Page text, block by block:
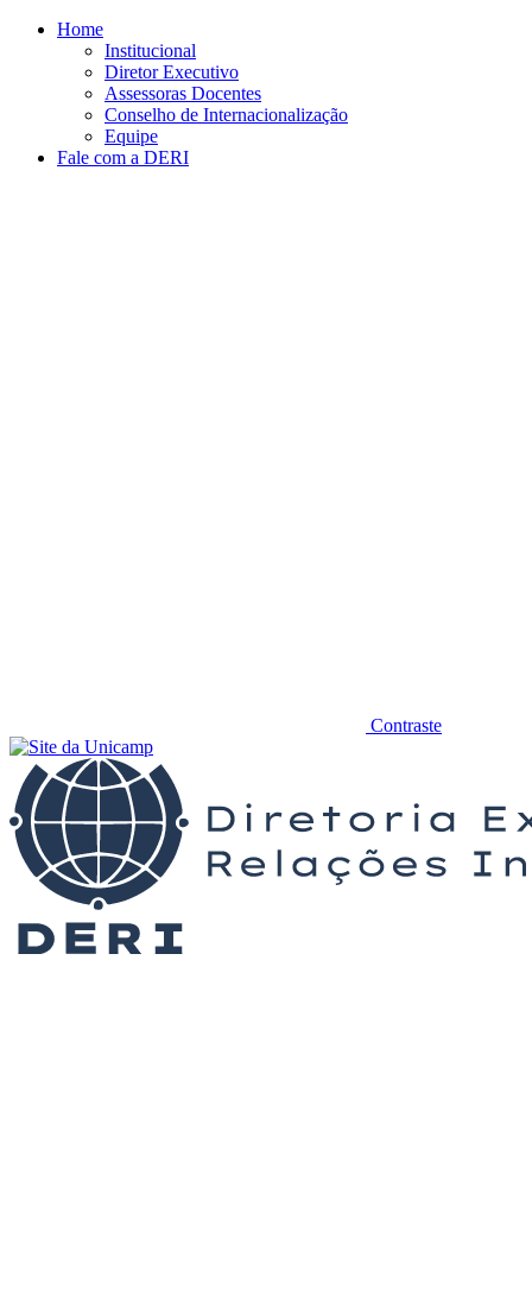
Conteúdo principal
Home
Institucional
Diretor Executivo
Assessoras Docentes
Conselho de Internacionalização
Equipe
Fale com a DERI
Contraste